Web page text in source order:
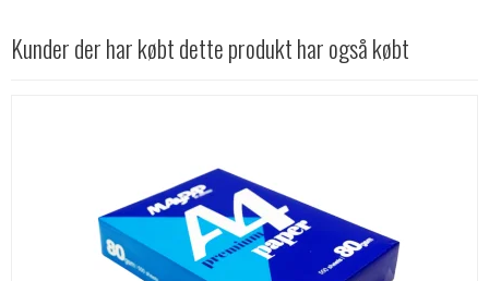
Kunder der har købt dette produkt har også købt